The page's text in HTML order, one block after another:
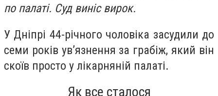
по палаті. Суд виніс вирок.
У Дніпрі 44-річного чоловіка засудили до
семи років ув’язнення за грабіж, який він
скоїв просто у лікарняній палаті.
Як все сталося